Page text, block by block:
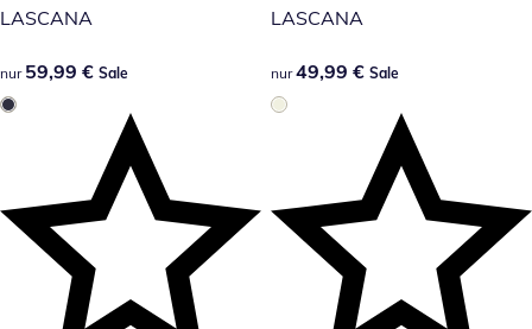
LASCANA
59,99 €
nur 59,99 € Sale
LASCANA
49,99 €
nur 49,99 € Sale